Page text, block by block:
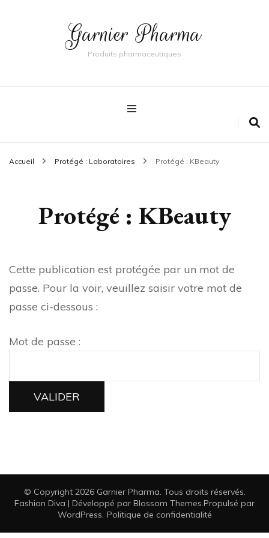
Garnier Pharma
Produits pharmaceutiques
Accueil Protégé : Laboratoires Protégé : KBeauty
Protégé : KBeauty
Cette publication est protégée par un mot de
passe. Pour la voir, veuillez saisir votre mot de
passe ci-dessous :
Mot de passe :
© Copyright 2026 Garnier Pharma. Tous droits réservés.
Fashion Diva | Développé par Blossom Themes.Propulsé par
WordPress. Politique de confidentialité